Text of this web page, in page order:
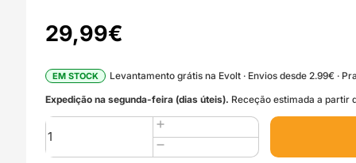
29,99€
EM STOCK
Levantamento grátis na Evolt · Envios desde 2.99€ ·
Expedição na segunda-feira (dias úteis). Receção estimada a partir
Quantidade
de
Plataforma